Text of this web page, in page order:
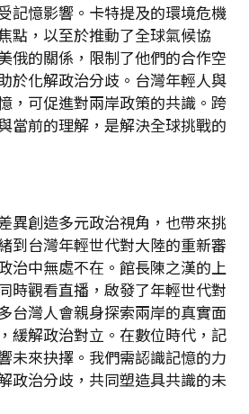
記憶影響。卡特提及的環境危機
點，以至於推動了全球氣候協
俄的關係，限制了他們的合作空
於化解政治分歧。台灣年輕人與
，可促進對兩岸政策的共識。跨
當前的理解，是解決全球挑戰的
異創造多元政治視角，也帶來挑
到台灣年輕世代對大陸的重新審
治中無處不在。館長陳之漢的上
時觀看直播，啟發了年輕世代對
台灣人會親身探索兩岸的真實面
緩解政治對立。在數位時代，記
未來抉擇。我們需認識記憶的力
政治分歧，共同塑造具共識的未